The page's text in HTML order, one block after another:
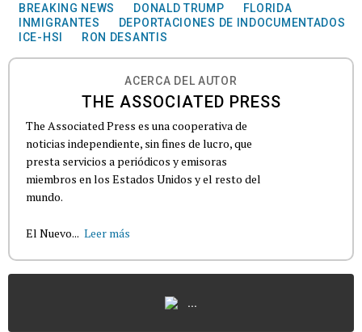
BREAKING NEWS DONALD TRUMP
FLORIDA
INMIGRANTES
DEPORTACIONES DE INDOCUMENTADOS
ICE-HSI
RON DESANTIS
ACERCA DEL AUTOR
THE ASSOCIATED PRESS
The Associated Press es una cooperativa de
noticias independiente, sin fines de lucro, que
presta servicios a periódicos y emisoras
miembros en los Estados Unidos y el resto del
mundo.
El Nuevo... Leer más
...